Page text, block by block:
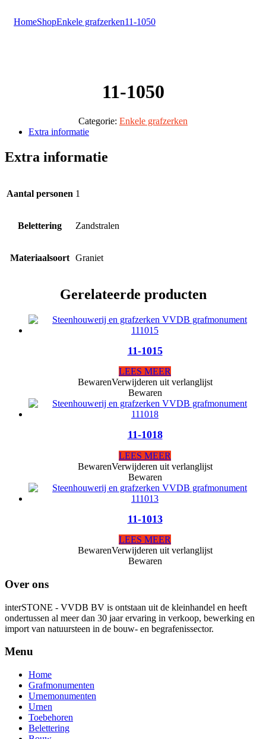
HomeShopEnkele grafzerken11-1050
11-1050
Categorie: Enkele grafzerken
Extra informatie
Extra informatie
Aantal personen 1
Belettering Zandstralen
Materiaalsoort Graniet
Gerelateerde producten
11-1015
LEES MEER
BewarenVerwijderen uit verlanglijst
Bewaren
11-1018
LEES MEER
BewarenVerwijderen uit verlanglijst
Bewaren
11-1013
LEES MEER
BewarenVerwijderen uit verlanglijst
Bewaren
Over ons
interSTONE - VVDB BV is ontstaan uit de kleinhandel en heeft
ondertussen al meer dan 30 jaar ervaring in verkoop, bewerking en
import van natuursteen in de bouw- en begrafenissector.
Menu
Home
Grafmonumenten
Urnemonumenten
Urnen
Toebehoren
Belettering